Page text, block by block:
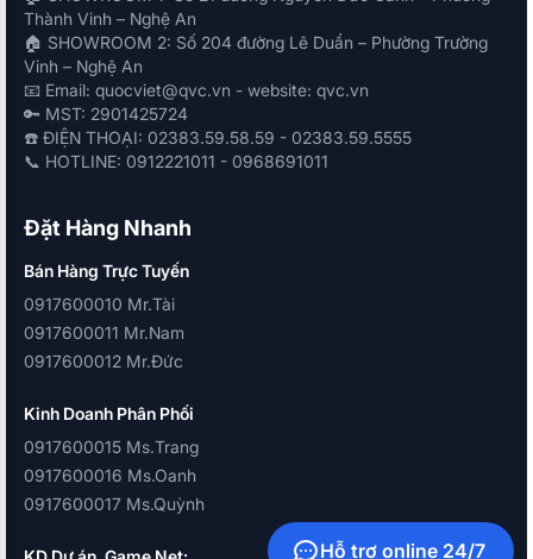
Thành Vinh – Nghệ An
🏠 SHOWROOM 2: Số 204 đường Lê Duẩn – Phường Trường
Vinh – Nghệ An
📧 Email: quocviet@qvc.vn - website: qvc.vn
🔑 MST: 2901425724
☎️ ĐIỆN THOẠI: 02383.59.58.59 - 02383.59.5555
📞 HOTLINE: 0912221011 - 0968691011
Đặt Hàng Nhanh
Bán Hàng Trực Tuyến
0917600010 Mr.Tài
0917600011 Mr.Nam
0917600012 Mr.Đức
Kinh Doanh Phân Phối
0917600015 Ms.Trang
0917600016 Ms.Oanh
0917600017 Ms.Quỳnh
Hỗ trợ online 24/7